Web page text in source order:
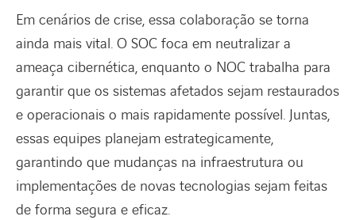
Em cenários de crise, essa colaboração se torna
ainda mais vital. O SOC foca em neutralizar a
ameaça cibernética, enquanto o NOC trabalha para
garantir que os sistemas afetados sejam restaurados
e operacionais o mais rapidamente possível. Juntas,
essas equipes planejam estrategicamente,
garantindo que mudanças na infraestrutura ou
implementações de novas tecnologias sejam feitas
de forma segura e eficaz.